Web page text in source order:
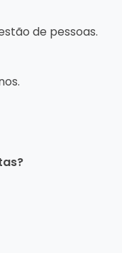
de pessoas.